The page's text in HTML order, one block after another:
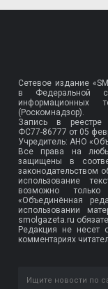
Сетевое издание
в Федеральной
информационных
(Роскомнадзор).
Запись в
ФС77-86777 от 05
Учредитель: АНО
Все права на
защищены в
законодательством
использование
возможно
«Объединённая
использовании
smolgazeta.ru
Редакция не несет
комментариях